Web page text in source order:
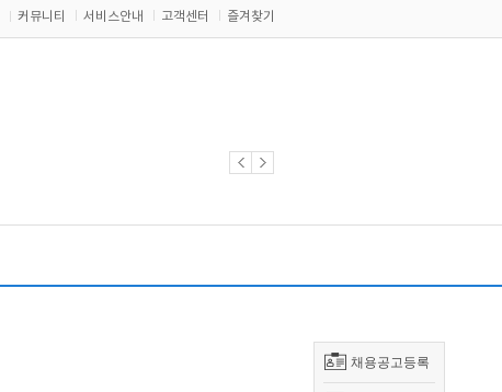
커뮤니티 서비스안내 고객센터 즐겨찾기
채용공고등록